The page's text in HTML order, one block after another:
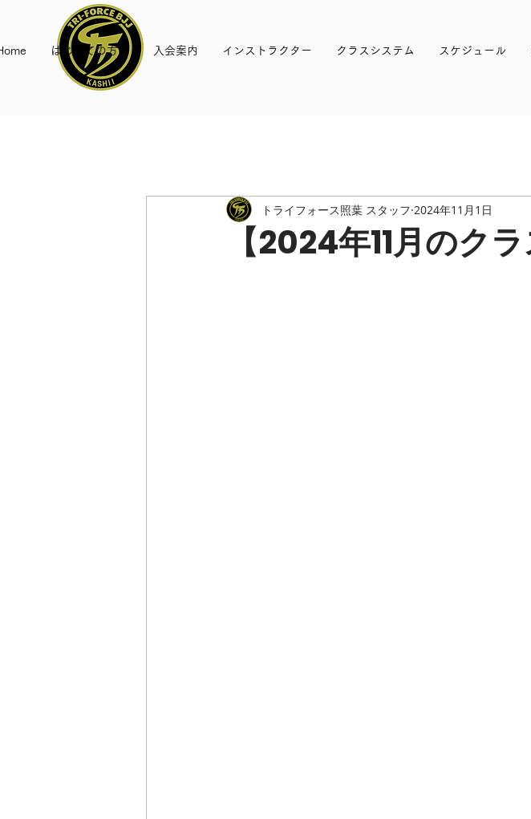
はじめての方へ 入会案内 インストラクター クラスシステム スケジュール
【2024年11月のク
トライフォース照葉 スタッフ 2024年11月1日